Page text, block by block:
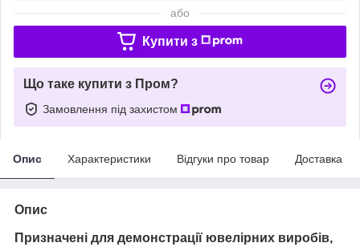
або
Купити з
Що таке купити з Пром?
Замовлення під захистом
Опис Характеристики Відгуки про товар Доставка
Опис
Призначені для демонстрації ювелірних виробів,